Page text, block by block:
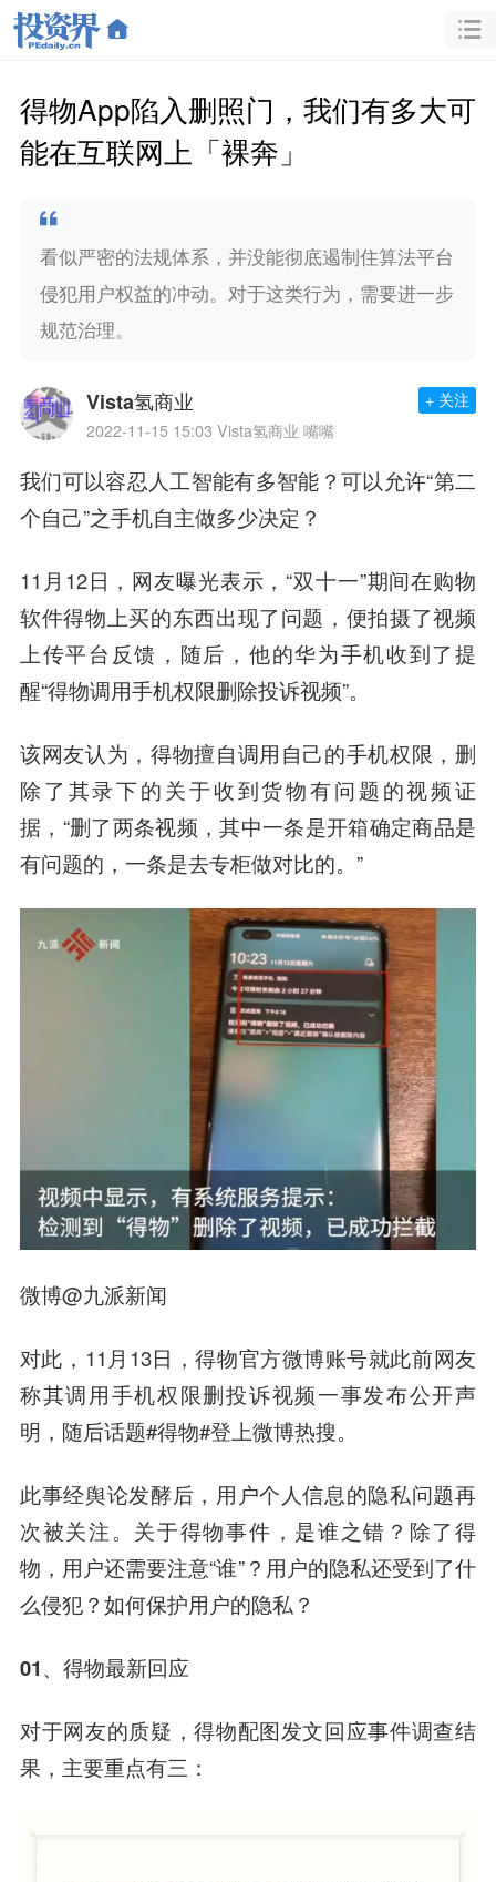
得物App陷入删照门，我们有多大可
能在互联网上「裸奔」
看似严密的法规体系，并没能彻底遏制住算法平台
侵犯用户权益的冲动。对于这类行为，需要进一步
规范治理。
Vista氢商业
2022-11-15 15:03 Vista氢商业 嘴嘴
+ 关注
我们可以容忍人工智能有多智能？可以允许“第二
个自己”之手机自主做多少决定？
11月12日，网友曝光表示，“双十一”期间在购物
软件得物上买的东西出现了问题，便拍摄了视频
上传平台反馈，随后，他的华为手机收到了提
醒“得物调用手机权限删除投诉视频”。
该网友认为，得物擅自调用自己的手机权限，删
除了其录下的关于收到货物有问题的视频证
据，“删了两条视频，其中一条是开箱确定商品是
有问题的，一条是去专柜做对比的。”
微博@九派新闻
对此，11月13日，得物官方微博账号就此前网友
称其调用手机权限删投诉视频一事发布公开声
明，随后话题#得物#登上微博热搜。
此事经舆论发酵后，用户个人信息的隐私问题再
次被关注。关于得物事件，是谁之错？除了得
物，用户还需要注意“谁”？用户的隐私还受到了什
么侵犯？如何保护用户的隐私？
01、得物最新回应
对于网友的质疑，得物配图发文回应事件调查结
果，主要重点有三：